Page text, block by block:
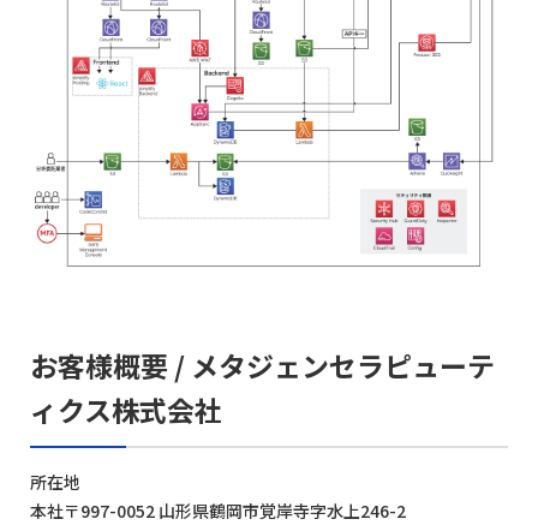
お客様概要 / メタジェンセラピューテ
ィクス株式会社
所在地
本社〒997-0052 山形県鶴岡市覚岸寺字水上246-2